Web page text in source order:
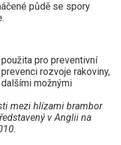
půdě se spory
pro preventivní
rozvoje rakoviny,
možnými
mezi hlízami brambor
v Anglii na